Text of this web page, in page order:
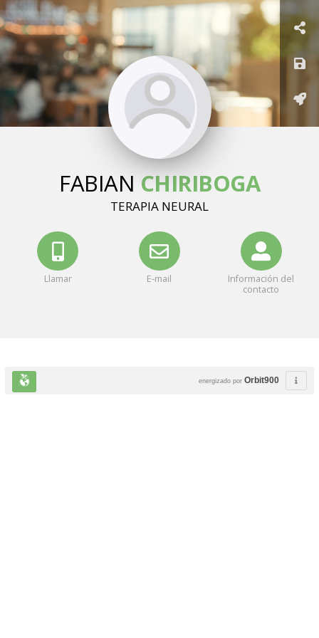
FABIAN CHIRIBOGA
TERAPIA NEURAL
Llamar E-mail
Información del
contacto
energizado por Orbit900